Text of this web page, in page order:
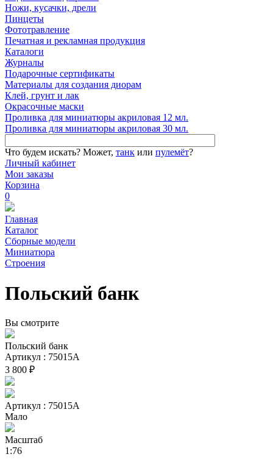
Ножи, кусачки, дрели
Пинцеты
Фототравление
Печатная и рекламная продукция
Каталоги
Журналы
Подарочные сертификаты
Материалы для создания диорам
Клей, грунт и лак
Окрасочные маски
Проливка для миниатюры акриловая 12 мл.
Проливка для миниатюры акриловая 30 мл.
Что будем искать? Может, танк или пулемёт?
Личный кабинет
Мои заказы
Корзина
0
Главная
Каталог
Сборные модели
Миниатюра
Строения
Польский банк
Вы смотрите
Польский банк
Артикул : 75015А
3 800 ₽
Артикул : 75015А
Мало
Масштаб
1:76